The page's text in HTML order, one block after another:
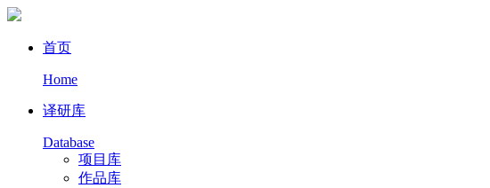
首页
Home
译研库
Database
项目库
作品库